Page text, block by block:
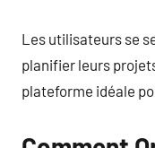
Les utilisateurs se
planifier leurs
plateforme idéale